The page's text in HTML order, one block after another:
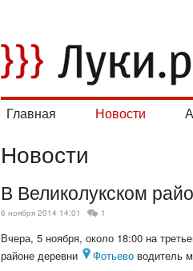
Главная Новости
Новости
В Великолукском
6 ноября 2014 14:01 1
Вчера, 5 ноября, около 18:00 на
районе деревни
Фотьево водитель